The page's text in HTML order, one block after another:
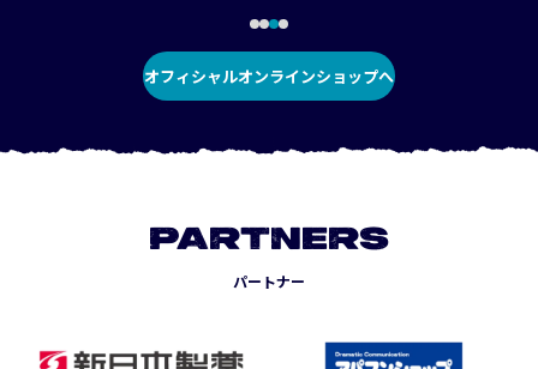
オフィシャルオンラインショップへ
PARTNERS
パートナー